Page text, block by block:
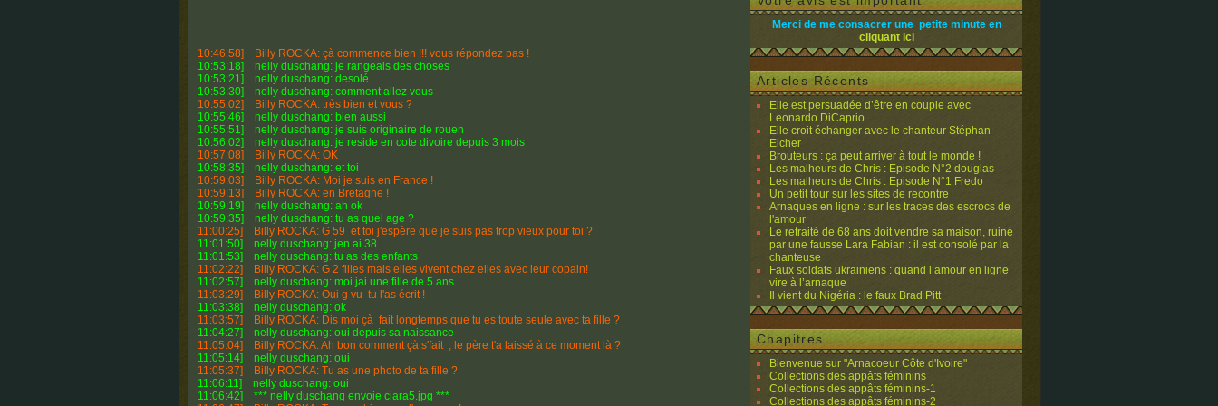
10:46:58] Billy ROCKA: çà commence bien !!! vous répondez pas !
10:53:18] nelly duschang: je rangeais des choses
10:53:21] nelly duschang: desolé
10:53:30] nelly duschang: comment allez vous
10:55:02] Billy ROCKA: très bien et vous ?
10:55:46] nelly duschang: bien aussi
10:55:51] nelly duschang: je suis originaire de rouen
10:56:02] nelly duschang: je reside en cote divoire depuis 3 mois
10:57:08] Billy ROCKA: OK
10:58:35] nelly duschang: et toi
10:59:03] Billy ROCKA: Moi je suis en France !
10:59:13] Billy ROCKA: en Bretagne !
10:59:19] nelly duschang: ah ok
10:59:35] nelly duschang: tu as quel age ?
11:00:25] Billy ROCKA: G 59 et toi j'espère que je suis pas trop vieux pour toi ?
11:01:50] nelly duschang: jen ai 38
11:01:53] nelly duschang: tu as des enfants
11:02:22] Billy ROCKA: G 2 filles mais elles vivent chez elles avec leur copain!
11:02:57] nelly duschang: moi jai une fille de 5 ans
11:03:29] Billy ROCKA: Oui g vu tu l'as écrit !
11:03:38] nelly duschang: ok
11:03:57] Billy ROCKA: Dis moi çà fait longtemps que tu es toute seule avec ta fille ?
11:04:27] nelly duschang: oui depuis sa naissance
11:05:04] Billy ROCKA: Ah bon comment çà s'fait , le père t'a laissé à ce moment là ?
11:05:14] nelly duschang: oui
11:05:37] Billy ROCKA: Tu as une photo de ta fille ?
11:06:11] nelly duschang: oui
11:06:42] *** nelly duschang envoie ciara5.jpg ***
Merci de me consacrer une petite minute en
cliquant ici
Articles Récents
Elle est persuadée d’être en couple avec
Leonardo DiCaprio
Elle croit échanger avec le chanteur Stéphan
Eicher
Brouteurs : ça peut arriver à tout le monde !
Les malheurs de Chris : Episode N°2 douglas
Les malheurs de Chris : Episode N°1 Fredo
Un petit tour sur les sites de recontre
Arnaques en ligne : sur les traces des escrocs de
l'amour
Le retraité de 68 ans doit vendre sa maison, ruiné
par une fausse Lara Fabian : il est consolé par la
chanteuse
Faux soldats ukrainiens : quand l’amour en ligne
vire à l’arnaque
Il vient du Nigéria : le faux Brad Pitt
Chapitres
Bienvenue sur "Arnacoeur Côte d'Ivoire"
Collections des appâts féminins
Collections des appâts féminins-1
Collections des appâts féminins-2